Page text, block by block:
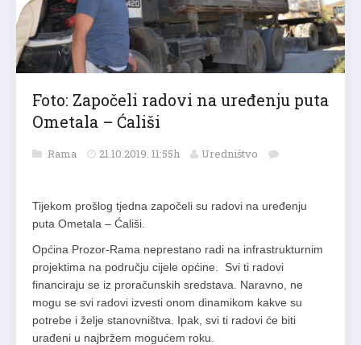
Foto: Započeli radovi na uređenju puta
Ometala – Ćališi
Rama 21.10.2019. 11:55h Uredništvo
Tijekom prošlog tjedna započeli su radovi na uređenju
puta Ometala – Ćališi.
Općina Prozor-Rama neprestano radi na infrastrukturnim
projektima na području cijele općine. Svi ti radovi
financiraju se iz proračunskih sredstava. Naravno, ne
mogu se svi radovi izvesti onom dinamikom kakve su
potrebe i želje stanovništva. Ipak, svi ti radovi će biti
urađeni u najbržem mogućem roku.